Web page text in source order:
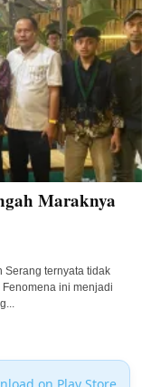
Maraknya
Serang ternyata tidak
ini menjadi